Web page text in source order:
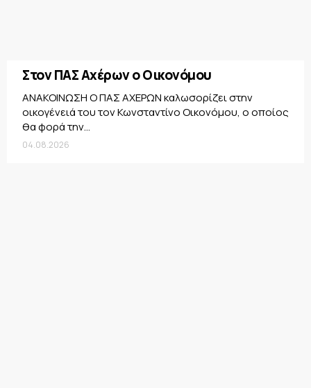
Στον ΠΑΣ Αχέρων ο Οικονόμου
ΑΝΑΚΟΙΝΩΣΗ Ο ΠΑΣ ΑΧΕΡΩΝ καλωσορίζει στην
οικογένειά του τον Κωνσταντίνο Οικονόμου, ο οποίος
θα φορά την...
04.08.2026